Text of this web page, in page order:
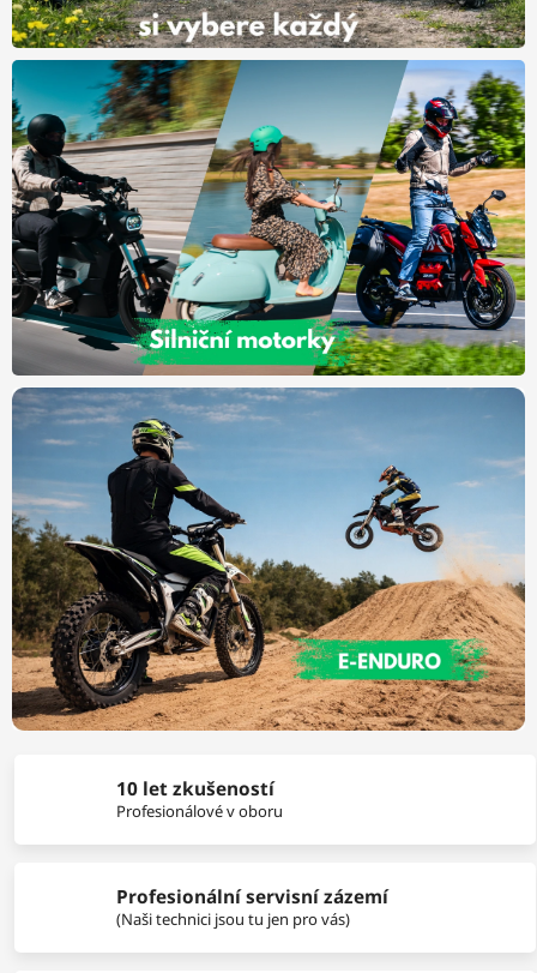
10 let zkušeností
Profesionálové v oboru
Profesionální servisní zázemí
(Naši technici jsou tu jen pro vás)